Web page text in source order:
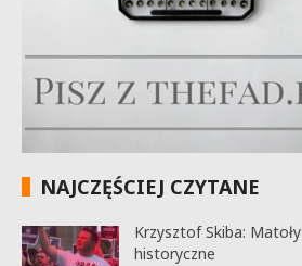
NAJCZĘŚCIEJ CZYTANE
Krzysztof Skiba: Matoły
historyczne